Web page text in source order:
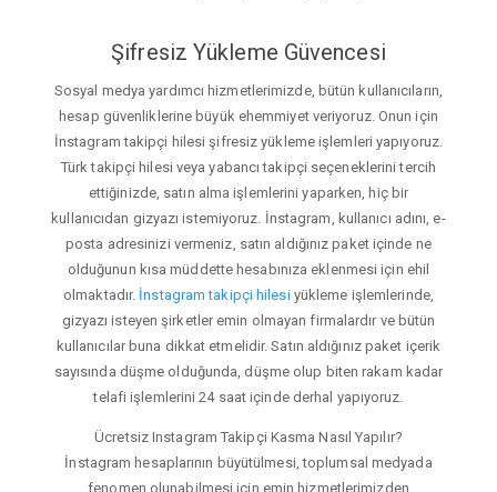
Şifresiz Yükleme Güvencesi
Sosyal medya yardımcı hizmetlerimizde, bütün kullanıcıların,
hesap güvenliklerine büyük ehemmiyet veriyoruz. Onun için
İnstagram takipçi hilesi şifresiz yükleme işlemleri yapıyoruz.
Türk takipçi hilesi veya yabancı takipçi seçeneklerini tercih
ettiğinizde, satın alma işlemlerini yaparken, hiç bir
kullanıcıdan gizyazı istemiyoruz. İnstagram, kullanıcı adını, e-
posta adresinizi vermeniz, satın aldığınız paket içinde ne
olduğunun kısa müddette hesabınıza eklenmesi için ehil
olmaktadır. İnstagram takipçi hilesiyükleme işlemlerinde,
gizyazı isteyen şirketler emin olmayan firmalardır ve bütün
kullanıcılar buna dikkat etmelidir. Satın aldığınız paket içerik
sayısında düşme olduğunda, düşme olup biten rakam kadar
telafi işlemlerini 24 saat içinde derhal yapıyoruz.
Ücretsiz Instagram Takipçi Kasma Nasıl Yapılır?
İnstagram hesaplarının büyütülmesi, toplumsal medyada
fenomen olunabilmesi için emin hizmetlerimizden